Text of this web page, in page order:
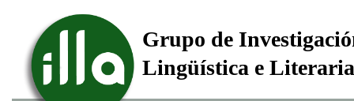
Grupo de
Lingüística e